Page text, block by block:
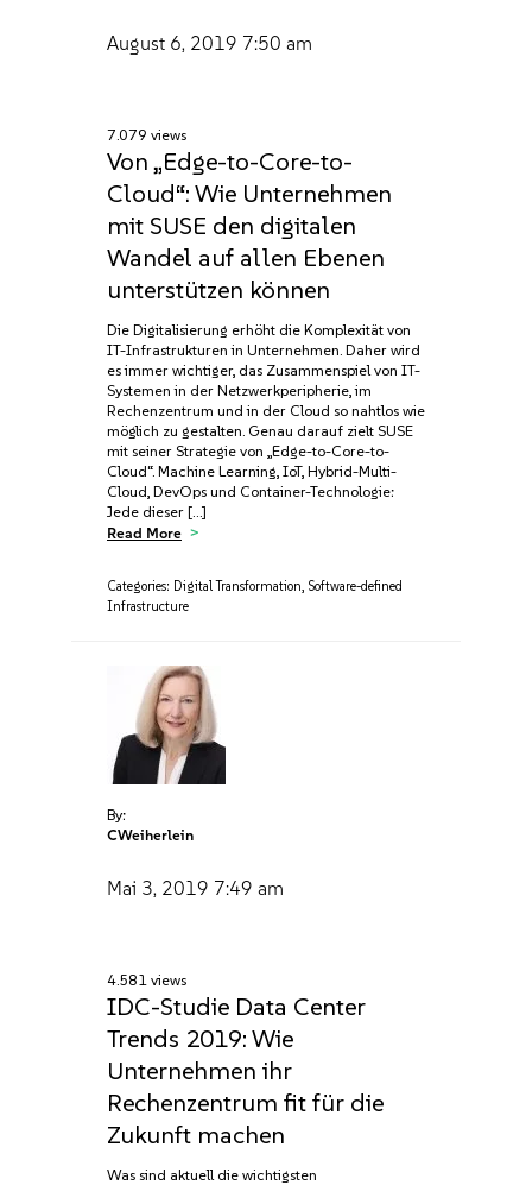
August 6, 2019 7:50 am
7.079 views
Von „Edge-to-Core-to-
Cloud“: Wie Unternehmen
mit SUSE den digitalen
Wandel auf allen Ebenen
unterstützen können
Die Digitalisierung erhöht die Komplexität von
IT-Infrastrukturen in Unternehmen. Daher wird
es immer wichtiger, das Zusammenspiel von IT-
Systemen in der Netzwerkperipherie, im
Rechenzentrum und in der Cloud so nahtlos wie
möglich zu gestalten. Genau darauf zielt SUSE
mit seiner Strategie von „Edge-to-Core-to-
Cloud“. Machine Learning, IoT, Hybrid-Multi-
Cloud, DevOps und Container-Technologie:
Jede dieser […]
Read More
Categories: Digital Transformation, Software-defined
Infrastructure
By:
CWeiherlein
Mai 3, 2019 7:49 am
4.581 views
IDC-Studie Data Center
Trends 2019: Wie
Unternehmen ihr
Rechenzentrum fit für die
Zukunft machen
Was sind aktuell die wichtigsten